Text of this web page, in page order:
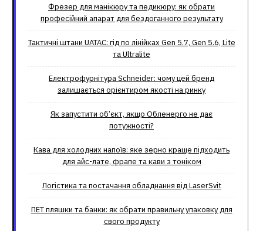
Фрезер для манікюру та педикюру: як обрати
професійний апарат для бездоганного результату
Тактичні штани UATAC: гід по лінійках Gen 5.7, Gen 5.6, Lite
та Ultralite
Електрофурнітура Schneider: чому цей бренд
залишається орієнтиром якості на ринку
Як запустити об’єкт, якщо Обленерго не дає
потужності?
Кава для холодних напоїв: яке зерно краще підходить
для айс-лате, фрапе та кави з тоніком
Логістика та постачання обладнання від LaserSvit
ПЕТ пляшки та банки: як обрати правильну упаковку для
свого продукту